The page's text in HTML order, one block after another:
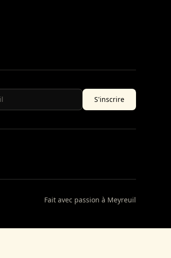
S'inscrire
Fait avec passion à Meyreuil